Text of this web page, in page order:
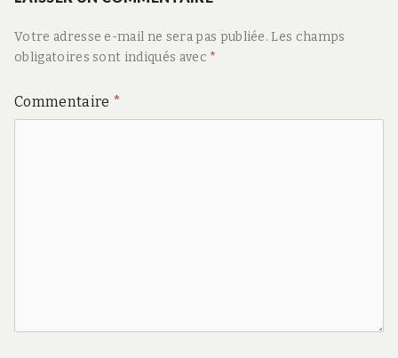
Votre adresse e-mail ne sera pas publiée. Les champs
obligatoires sont indiqués avec *
Commentaire *